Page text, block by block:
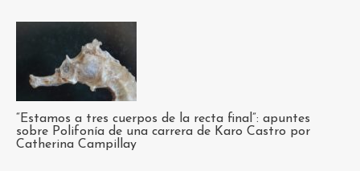
“Estamos a tres cuerpos de la recta final”: apuntes
sobre Polifonía de una carrera de Karo Castro por
Catherina Campillay